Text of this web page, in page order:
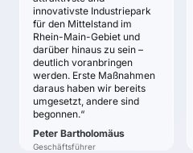
innovativste Industriepark
für den Mittelstand im
Rhein-Main-Gebiet und
darüber hinaus zu sein –
deutlich voranbringen
werden. Erste Maßnahmen
daraus haben wir bereits
umgesetzt, andere sind
begonnen.“
Peter Bartholomäus
Geschäftsführer
Geschäftskonzepten
mit Relevanz für das
Instandhaltungsmanagement.
Ergänzung der
externen Sicht durch
Ideen und Ansätze
interner Experten und
Zukunftschancen als